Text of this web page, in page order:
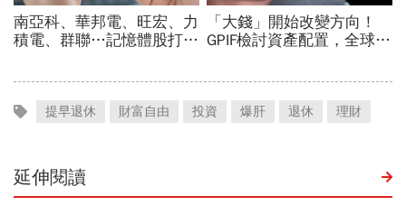
提早退休 財富自由 投資 爆肝 退休 理財
延伸閱讀